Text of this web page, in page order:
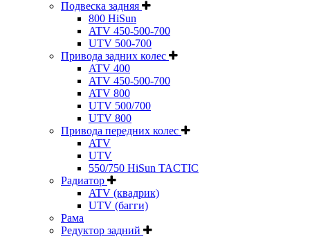
Подвеска задняя
800 HiSun
ATV 450-500-700
UTV 500-700
Привода задних колес
ATV 400
ATV 450-500-700
ATV 800
UTV 500/700
UTV 800
Привода передних колес
ATV
UTV
550/750 HiSun TACTIC
Радиатор
ATV (квадрик)
UTV (багги)
Рама
Редуктор задний